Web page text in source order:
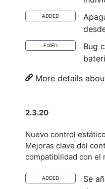
ADDED
FIXED
Bug
More details
2.3.20
Nuevo control
Mejoras clave del
compatibilidad con el
ADDED
Se